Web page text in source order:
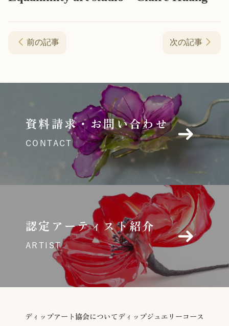
前の記事 次の記事
資料請求・お問い合わせ
CONTACT
認定アーティスト紹介
ARTIST
ディップアート協会について ディップジュエリーコース